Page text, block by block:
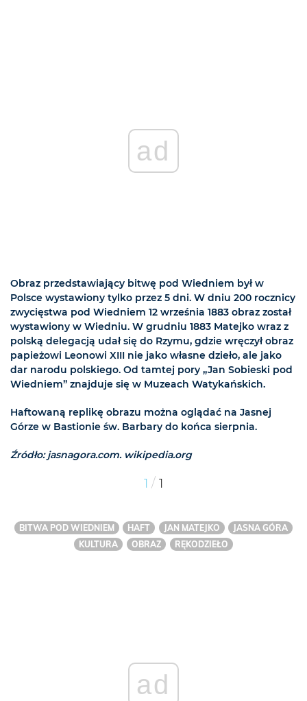
ad
Obraz przedstawiający bitwę pod Wiedniem był w
Polsce wystawiony tylko przez 5 dni. W dniu 200 rocznicy
zwycięstwa pod Wiedniem 12 września 1883 obraz został
wystawiony w Wiedniu. W grudniu 1883 Matejko wraz z
polską delegacją udał się do Rzymu, gdzie wręczył obraz
papieżowi Leonowi XIII nie jako własne dzieło, ale jako
dar narodu polskiego. Od tamtej pory „Jan Sobieski pod
Wiedniem” znajduje się w Muzeach Watykańskich.
Haftowaną replikę obrazu można oglądać na Jasnej
Górze w Bastionie św. Barbary do końca sierpnia.
Źródło: jasnagora.com. wikipedia.org
1 / 1
BITWA POD WIEDNIEM HAFT JAN MATEJKO
JASNA GÓRA
KULTURA
OBRAZ RĘKODZIEŁO
ad